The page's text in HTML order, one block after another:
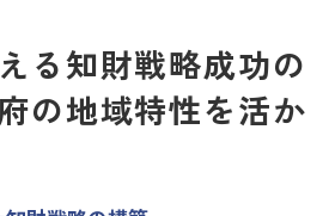
る知財戦略成功の
の地域特性を活か